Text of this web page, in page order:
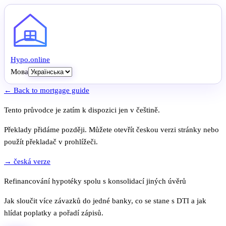
Hypo.online
Мова
← Back to mortgage guide
Tento průvodce je zatím k dispozici jen v češtině.
Překlady přidáme později. Můžete otevřít českou verzi stránky nebo
použít překladač v prohlížeči.
→ česká verze
Refinancování hypotéky spolu s konsolidací jiných úvěrů
Jak sloučit více závazků do jedné banky, co se stane s DTI a jak
hlídat poplatky a pořadí zápisů.